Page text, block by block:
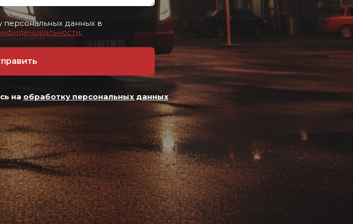
персональных данных в
.
на обработку персональных данных